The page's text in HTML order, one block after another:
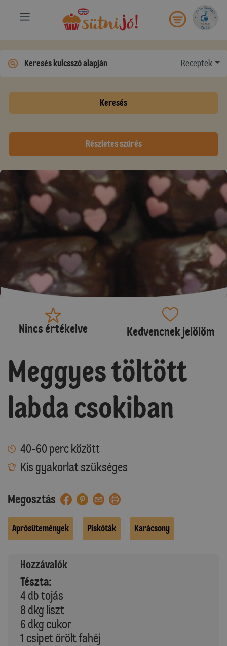
Receptek
Keresés
Részletes szűrés
Nincs értékelve Kedvencnek jelölöm
Meggyes töltött
labda csokiban
40-60 perc között
Kis gyakorlat szükséges
Megosztás
Aprósütemények Piskóták Karácsony
Hozzávalók
Tészta:
4 db tojás
8 dkg liszt
6 dkg cukor
1 csipet őrölt fahéj